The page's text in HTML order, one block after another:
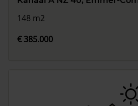
148 m2
€ 385.000